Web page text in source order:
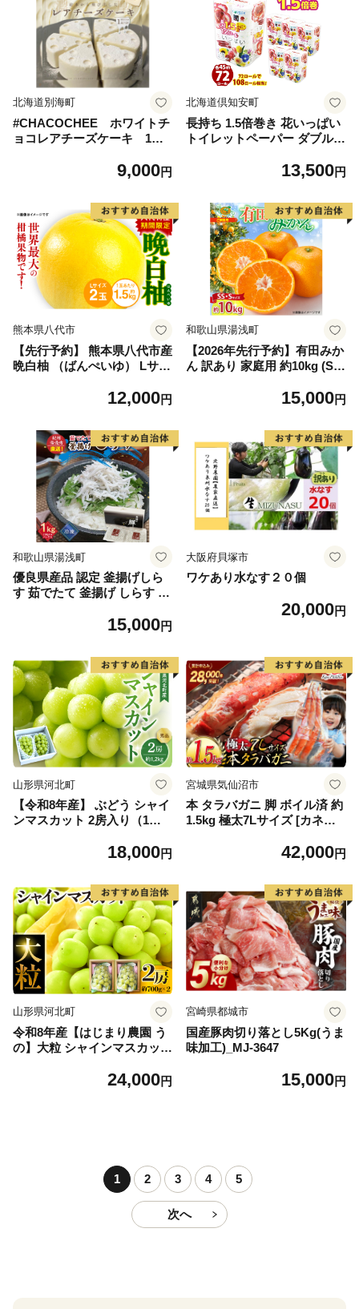
北海道別海町
#CHACOCHEE ホワイトチ
ョコレアチーズケーキ 1ホ
海町,チーズ,ちーず,チーズケ
9,000円
北海道倶知安町
長持ち 1.5倍巻き 花いっぱい
トイレットペーパー ダブル 4
プリント ハーブ 香り付き 日
品 備蓄 送料無料 北海道 倶知
安町 日用品
13,500円
熊本県八代市
【先行予約】 熊本県八代市産
晩白柚 （ばんぺいゆ） Lサイ
もの フルーツ おやつ 特産 熊
12,000円
和歌山県湯浅町
【2026年先行予約】有田みか
ん 訳あり 家庭用 約10kg (S
ん フルーツ 柑橘 果物 果実
6098
15,000円
和歌山県湯浅町
優良県産品 認定 釜揚げしら
す 茹でたて 釜揚げ しらす 無
国産 海の幸 海鮮 魚介 紀州湯
無料_C6035n
15,000円
大阪府貝塚市
ワケあり水なす２０個
20,000円
山形県河北町
【令和8年産】 ぶどう シャイ
ンマスカット 2房入り（1房6
産【山形eLab】 ka074-023-r
18,000円
宮城県気仙沼市
本 タラバガニ 脚 ボイル済 約
1.5kg 極太7Lサイズ [カネダ
6] カニ かに 蟹 たらばがに た
42,000円
山形県河北町
令和8年産【はじまり農園 う
の】大粒 シャインマスカット
河北町産 【河北町観光物産協
24,000円
宮崎県都城市
国産豚肉切り落とし5Kg(うま
味加工)_MJ-3647
15,000円
1 2 3 4 5
次へ